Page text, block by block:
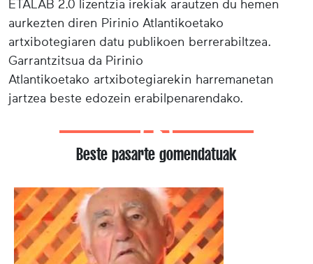
ETALAB 2.0 lizentzia irekiak arautzen du hemen
aurkezten diren Pirinio Atlantikoetako
artxibotegiaren datu publikoen berrerabiltzea.
Garrantzitsua da Pirinio
Atlantikoetako artxibotegiarekin harremanetan
jartzea beste edozein erabilpenarendako.
Beste pasarte gomendatuak